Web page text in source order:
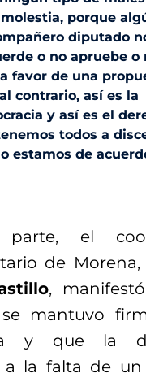
porque
diputado
o no apruebe o
favor de una
al contrario, así es la
y así es el
todos a
estamos de
el
de Morena,
,
se mantuvo
y que la
a la falta de un